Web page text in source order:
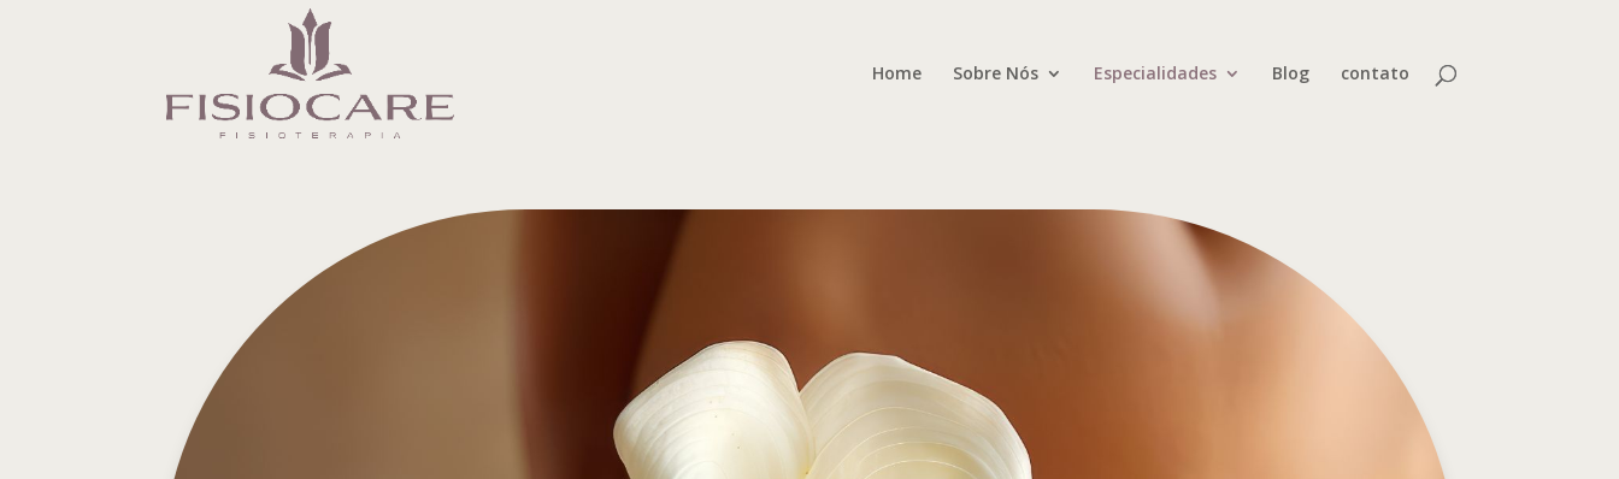
Home Sobre Nós Especialidades Blog contato